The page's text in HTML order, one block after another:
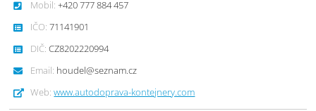
Mobil: +420 777 884 457
IČO: 71141901
DIČ: CZ8202220994
Email: houdel@seznam.cz
Web: www.autodoprava-kontejnery.com